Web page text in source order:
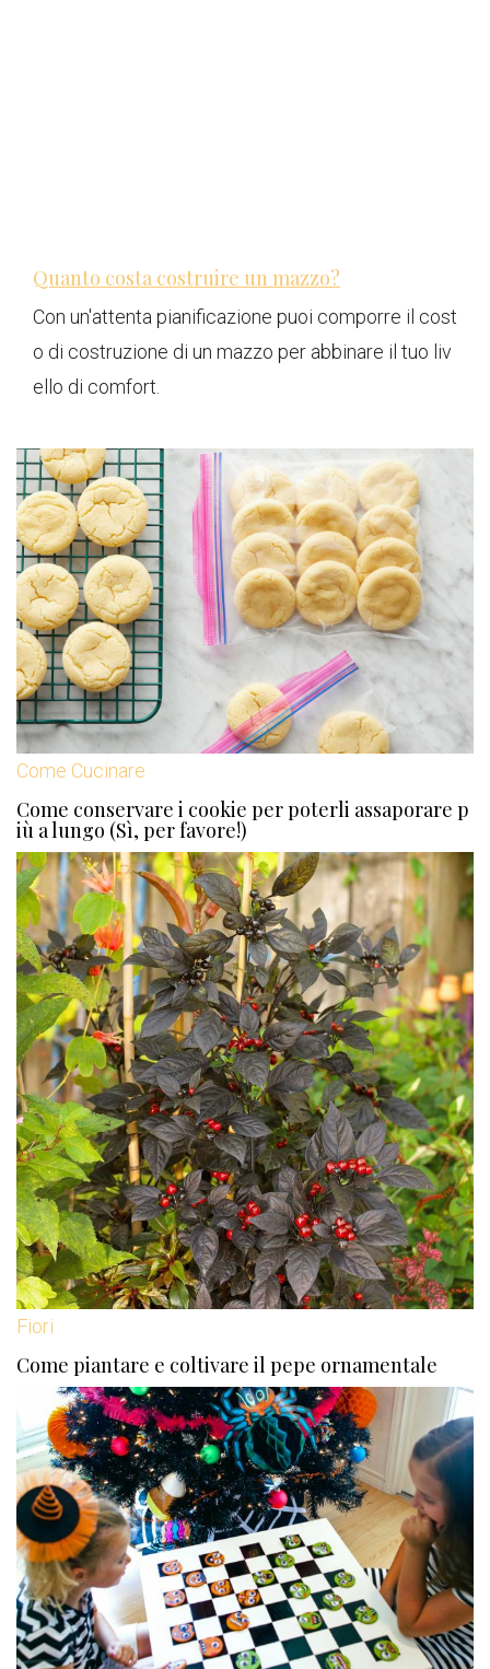
Quanto costa costruire un mazzo?
Con un'attenta pianificazione puoi comporre il cost
o di costruzione di un mazzo per abbinare il tuo liv
ello di comfort.
Come Cucinare
Come conservare i cookie per poterli assaporare p
iù a lungo (Sì, per favore!)
Fiori
Come piantare e coltivare il pepe ornamentale